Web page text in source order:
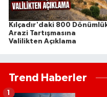
Kılçadır'daki 800
Arazi Tartışmasına
Valilikten Açıklama
Trend Haberler
1